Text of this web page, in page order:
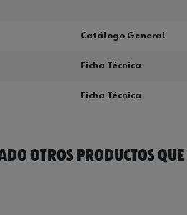
Catálogo General
Ficha Técnica
Ficha Técnica
OTROS PRODUCTOS